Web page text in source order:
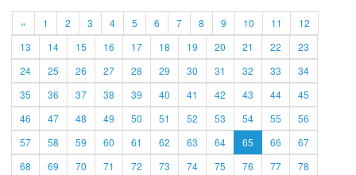
« 1 2 3 4 5 6 7 8 9 10 11
12
13
14 15 16 17 18 19 20 21 22
23
24
25 26 27 28 29 30 31 32 33
34
35
36 37 38 39 40 41 42 43 44
45
46
47 48 49 50 51 52 53 54 55
56
57
58 59 60 61 62 63 64 65 66
67
68
69 70 71 72 73 74 75 76 77 78